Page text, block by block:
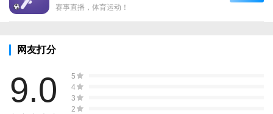
赛事直播，体育运动！
网友打分
9.0
5
4
3
2